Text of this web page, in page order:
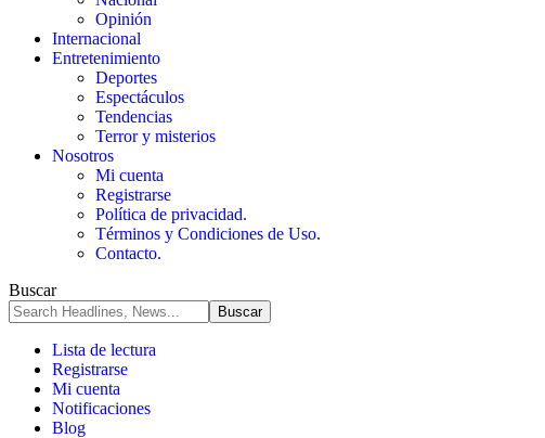
Opinión
Internacional
Entretenimiento
Deportes
Espectáculos
Tendencias
Terror y misterios
Nosotros
Mi cuenta
Registrarse
Política de privacidad.
Términos y Condiciones de Uso.
Contacto.
Buscar
Lista de lectura
Registrarse
Mi cuenta
Notificaciones
Blog